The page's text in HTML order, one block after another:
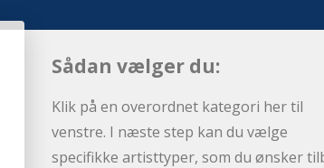
Sådan vælger du:
Klik på en overordnet kategori her til
venstre. I næste step kan du vælge
specifikke artisttyper, som du ønsker